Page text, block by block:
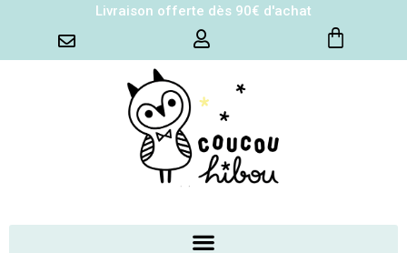
Livraison offerte dès 90€ d'achat